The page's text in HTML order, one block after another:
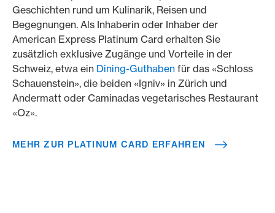
Geschichten rund um Kulinarik, Reisen und
Begegnungen. Als Inhaberin oder Inhaber der
American Express Platinum Card erhalten Sie
zusätzlich exklusive Zugänge und Vorteile in der
Schweiz, etwa ein Dining-Guthaben für das «Schloss
Schauenstein», die beiden «Igniv» in Zürich und
Andermatt oder Caminadas vegetarisches Restaurant
«Oz».
MEHR ZUR PLATINUM CARD ERFAHREN